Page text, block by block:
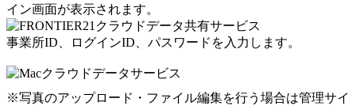
イン画面が表示されます。
事業所ID、ログインID、パスワードを入力します。
※写真のアップロード・ファイル編集を行う場合は管理サイ